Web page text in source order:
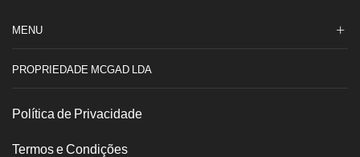
MENU
PROPRIEDADE MCGAD LDA
Política de Privacidade
Termos e Condições